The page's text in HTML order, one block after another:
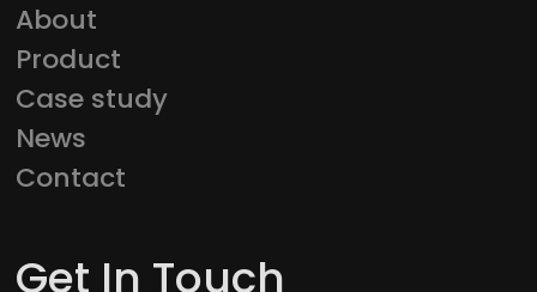
About
Product
Case study
News
Contact
Get In Touch